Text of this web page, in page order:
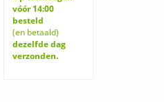
vóór 14:00
besteld
(en betaald)
dezelfde dag
verzonden.